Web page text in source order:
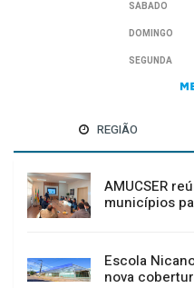
REGIÃO
AMUCSER
municípios
Escola
nova